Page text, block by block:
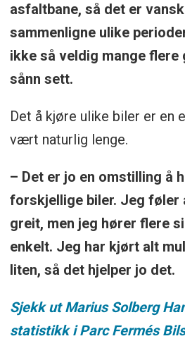
asfaltbane, så det er
sammenligne ulike
ikke så veldig mange flere
sånn sett.
Det å kjøre ulike biler er en
vært naturlig lenge.
– Det er jo en omstilling å
forskjellige biler. Jeg føler
greit, men jeg hører flere
enkelt. Jeg har kjørt alt
liten, så det hjelper jo det.
Sjekk ut Marius Solberg
statistikk i Parc Fermés